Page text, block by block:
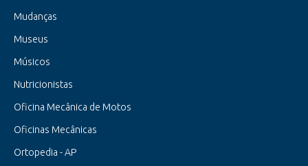
Mudanças
Museus
Músicos
Nutricionistas
Oficina Mecânica de Motos
Oficinas Mecânicas
Ortopedia - AP